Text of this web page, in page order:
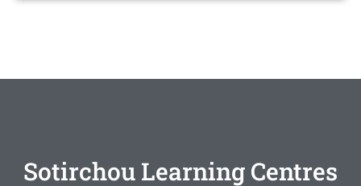
Sotirchou Learning Centres